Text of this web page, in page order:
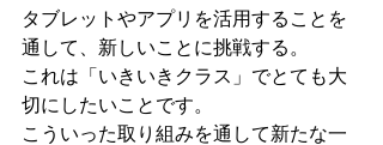
タブレットやアプリを活用することを
通して、新しいことに挑戦する。
これは「いきいきクラス」でとても大
切にしたいことです。
こういった取り組みを通して新たな一